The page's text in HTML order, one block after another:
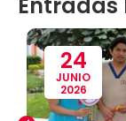
Convenios
Defensoría
Entradas
24
JUNIO
2026